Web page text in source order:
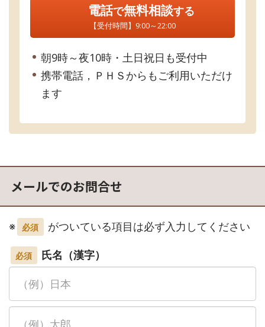
電話で無料相談する
【受付時間】9:00～22:00
朝9時～夜10時・土日祝日も受付中
携帯電話，ＰＨＳからもご利用いただけ
ます
メールでのお問合せ
※ 必須 がついている項目は必ず入力してください
必須 氏名（漢字）